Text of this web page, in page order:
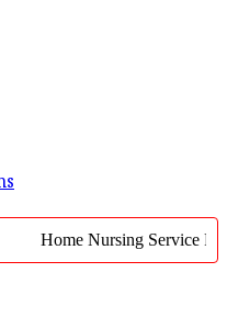
Home Nursing Service Rajshahi